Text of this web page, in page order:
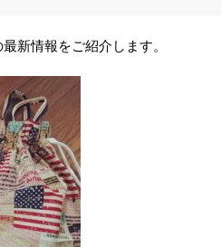
新情報をご紹介します。